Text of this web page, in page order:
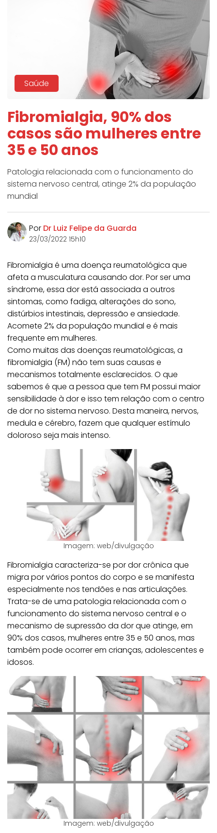
Saúde
Fibromialgia, 90% dos
casos são mulheres entre
35 e 50 anos
Patologia relacionada com o funcionamento do
sistema nervoso central, atinge 2% da população
mundial
Por Dr Luiz Felipe da Guarda
23/03/2022 15h10
Fibromialgia é uma doença reumatológica que
afeta a musculatura causando dor. Por ser uma
síndrome, essa dor está associada a outros
sintomas, como fadiga, alterações do sono,
distúrbios intestinais, depressão e ansiedade.
Acomete 2% da população mundial e é mais
frequente em mulheres.
Como muitas das doenças reumatológicas, a
fibromialgia (FM) não tem suas causas e
mecanismos totalmente esclarecidos. O que
sabemos é que a pessoa que tem FM possui maior
sensibilidade à dor e isso tem relação com o centro
de dor no sistema nervoso. Desta maneira, nervos,
medula e cérebro, fazem que qualquer estímulo
doloroso seja mais intenso.
Imagem: web/divulgação
Fibromialgia caracteriza-se por dor crônica que
migra por vários pontos do corpo e se manifesta
especialmente nos tendões e nas articulações.
Trata-se de uma patologia relacionada com o
funcionamento do sistema nervoso central e o
mecanismo de supressão da dor que atinge, em
90% dos casos, mulheres entre 35 e 50 anos, mas
também pode ocorrer em crianças, adolescentes e
idosos.
Imagem: web/divulgação